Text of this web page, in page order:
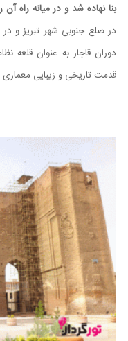
بنا نهاده شد و در میانه راه
در ضلع جنوبی شهر تبریز و
دوران قاجار به عنوان قلعه
قدمت تاریخی و زیبایی